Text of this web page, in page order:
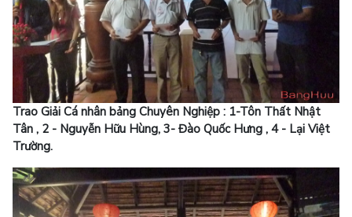
Trao Giải Cá nhân bảng Chuyên Nghiệp : 1-Tôn Thất Nhật
Tân , 2 - Nguyễn Hữu Hùng, 3- Đào Quốc Hưng , 4 - Lại Việt
Trường.